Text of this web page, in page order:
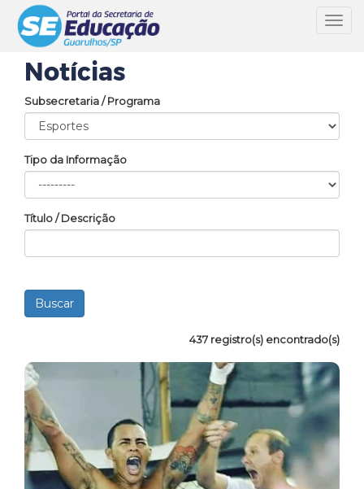
Notícias
Subsecretaria / Programa
Tipo da Informação
Título / Descrição
437 registro(s) encontrado(s)